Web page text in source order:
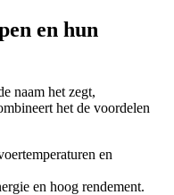
en hun
naam het zegt,
het de voordelen
en
en hoog rendement.